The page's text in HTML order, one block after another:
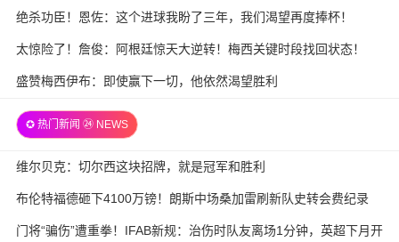
绝杀功臣！恩佐：这个进球我盼了三年，我们渴望再度捧杯！
太惊险了！詹俊：阿根廷惊天大逆转！梅西关键时段找回状态！
盛赞梅西伊布：即使赢下一切，他依然渴望胜利
✪ 热门新闻 ㉔ NEWS
维尔贝克：切尔西这块招牌，就是冠军和胜利
布伦特福德砸下4100万镑！朗斯中场桑加雷刷新队史转会费纪录
门将“骗伤”遭重拳！IFAB新规：治伤时队友离场1分钟，英超下月开